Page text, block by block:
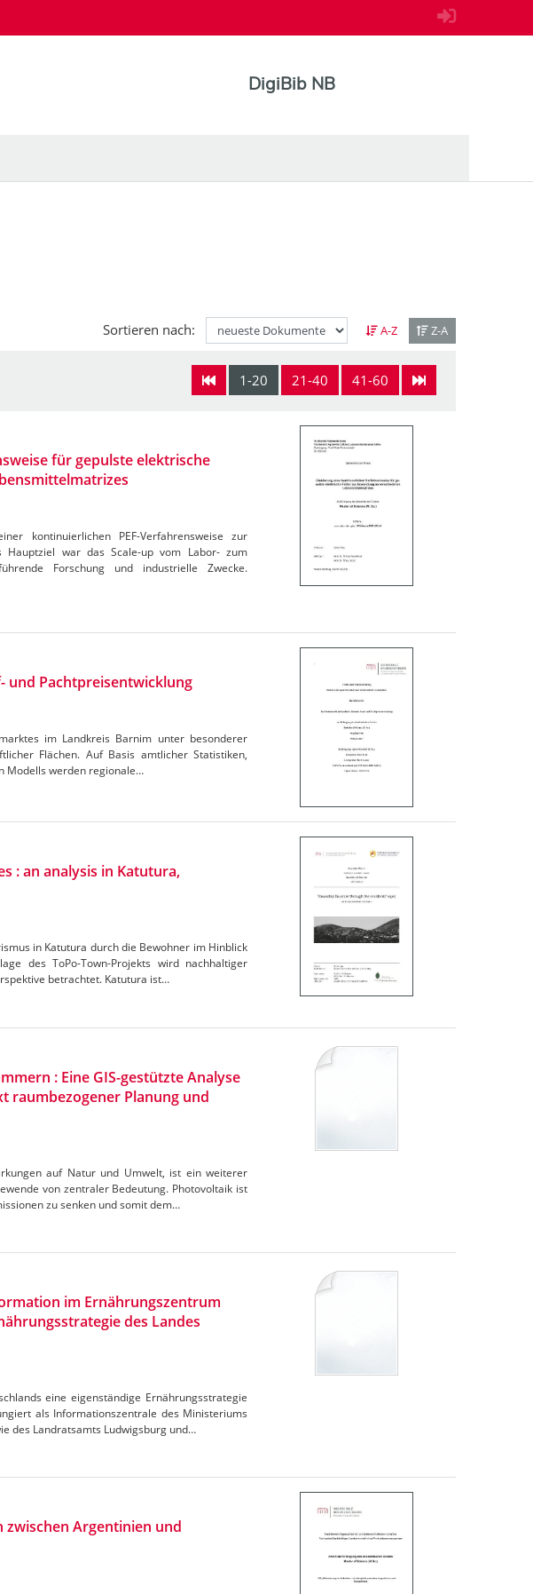
DigiBib NB
Sortieren nach: A-Z Z-A
1-20 21-40 41-60
für gepulste elektrische
kontinuierlichen PEF-Verfahrensweise zur
Hauptziel war das Scale-up vom Labor- zum
Forschung und industrielle Zwecke.
und Pachtpreisentwicklung
im Landkreis Barnim unter besonderer
Flächen. Auf Basis amtlicher Statistiken,
Modells werden regionale…
: an analysis in Katutura,
in Katutura durch die Bewohner im Hinblick
des ToPo-Town-Projekts wird nachhaltiger
betrachtet. Katutura ist…
: Eine GIS-gestützte Analyse
raumbezogener Planung und
auf Natur und Umwelt, ist ein weiterer
von zentraler Bedeutung. Photovoltaik ist
zu senken und somit dem…
im Ernährungszentrum
des Landes
eine eigenständige Ernährungsstrategie
als Informationszentrale des Ministeriums
des Landratsamts Ludwigsburg und…
zwischen Argentinien und